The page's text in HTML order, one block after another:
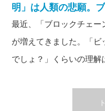
明」は人類の悲願。
最近、「ブロックチェー
が増えてきました。「
でしょ？」くらいの理